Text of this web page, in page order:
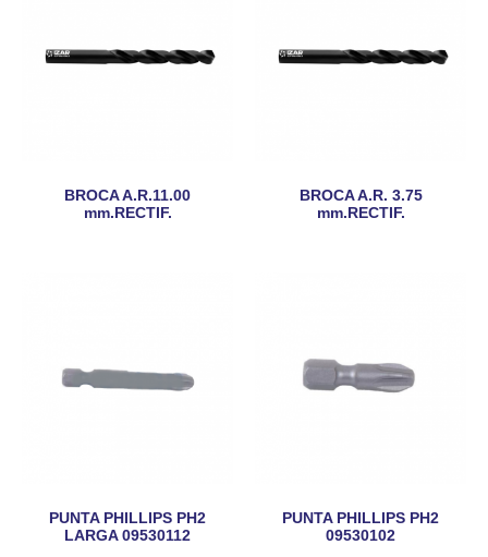
BROCA A.R.11.00
mm.RECTIF.
BROCA A.R. 3.75
mm.RECTIF.
PUNTA PHILLIPS PH2
LARGA 09530112
PUNTA PHILLIPS PH2
09530102